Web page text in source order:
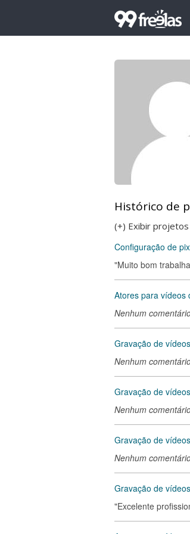
Histórico de
(+) Exibir
Configuração de
"Muito bom
Atores para vídeos
Nenhum
Gravação de
Nenhum
Gravação de
Nenhum
Gravação de
Nenhum
Gravação de
"Excelente